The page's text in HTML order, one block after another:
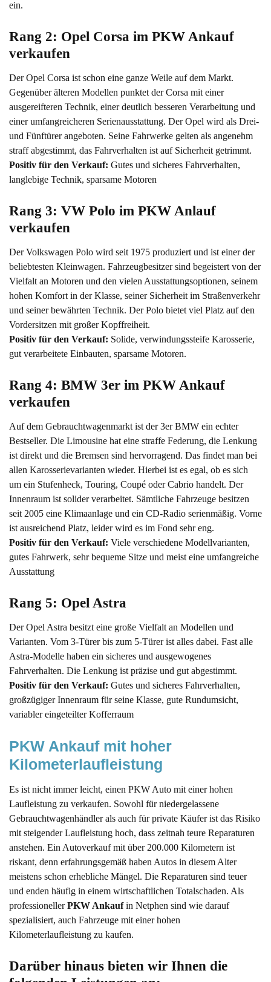
ein.
Rang 2: Opel Corsa im PKW Ankauf
verkaufen
Der Opel Corsa ist schon eine ganze Weile auf dem Markt.
Gegenüber älteren Modellen punktet der Corsa mit einer
ausgereifteren Technik, einer deutlich besseren Verarbeitung und
einer umfangreicheren Serienausstattung. Der Opel wird als Drei-
und Fünftürer angeboten. Seine Fahrwerke gelten als angenehm
straff abgestimmt, das Fahrverhalten ist auf Sicherheit getrimmt.
Positiv für den Verkauf: Gutes und sicheres Fahrverhalten,
langlebige Technik, sparsame Motoren
Rang 3: VW Polo im PKW Anlauf
verkaufen
Der Volkswagen Polo wird seit 1975 produziert und ist einer der
beliebtesten Kleinwagen. Fahrzeugbesitzer sind begeistert von der
Vielfalt an Motoren und den vielen Ausstattungsoptionen, seinem
hohen Komfort in der Klasse, seiner Sicherheit im Straßenverkehr
und seiner bewährten Technik. Der Polo bietet viel Platz auf den
Vordersitzen mit großer Kopffreiheit.
Positiv für den Verkauf: Solide, verwindungssteife Karosserie,
gut verarbeitete Einbauten, sparsame Motoren.
Rang 4: BMW 3er im PKW Ankauf
verkaufen
Auf dem Gebrauchtwagenmarkt ist der 3er BMW ein echter
Bestseller. Die Limousine hat eine straffe Federung, die Lenkung
ist direkt und die Bremsen sind hervorragend. Das findet man bei
allen Karosserievarianten wieder. Hierbei ist es egal, ob es sich
um ein Stufenheck, Touring, Coupé oder Cabrio handelt. Der
Innenraum ist solider verarbeitet. Sämtliche Fahrzeuge besitzen
seit 2005 eine Klimaanlage und ein CD-Radio serienmäßig. Vorne
ist ausreichend Platz, leider wird es im Fond sehr eng.
Positiv für den Verkauf: Viele verschiedene Modellvarianten,
gutes Fahrwerk, sehr bequeme Sitze und meist eine umfangreiche
Ausstattung
Rang 5: Opel Astra
Der Opel Astra besitzt eine große Vielfalt an Modellen und
Varianten. Vom 3-Türer bis zum 5-Türer ist alles dabei. Fast alle
Astra-Modelle haben ein sicheres und ausgewogenes
Fahrverhalten. Die Lenkung ist präzise und gut abgestimmt.
Positiv für den Verkauf: Gutes und sicheres Fahrverhalten,
großzügiger Innenraum für seine Klasse, gute Rundumsicht,
variabler eingeteilter Kofferraum
PKW Ankauf mit hoher
Kilometerlaufleistung
Es ist nicht immer leicht, einen PKW Auto mit einer hohen
Laufleistung zu verkaufen. Sowohl für niedergelassene
Gebrauchtwagenhändler als auch für private Käufer ist das Risiko
mit steigender Laufleistung hoch, dass zeitnah teure Reparaturen
anstehen. Ein Autoverkauf mit über 200.000 Kilometern ist
riskant, denn erfahrungsgemäß haben Autos in diesem Alter
meistens schon erhebliche Mängel. Die Reparaturen sind teuer
und enden häufig in einem wirtschaftlichen Totalschaden. Als
professionellerPKW Ankaufin Netphen sind wie darauf
spezialisiert, auch Fahrzeuge mit einer hohen
Kilometerlaufleistung zu kaufen.
Darüber hinaus bieten wir Ihnen die